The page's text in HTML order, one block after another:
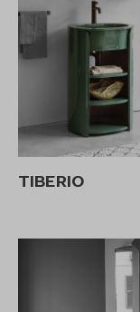
TIBERIO